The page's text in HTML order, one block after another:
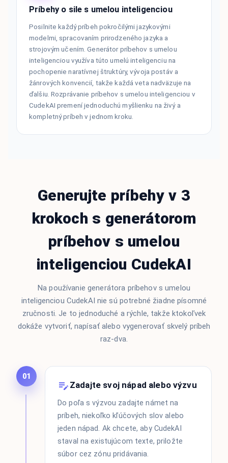
Príbehy o sile s umelou inteligenciou
Posilnite každý príbeh pokročilými jazykovými
modelmi, spracovaním prirodzeného jazyka a
strojovým učením. Generátor príbehov s umelou
inteligenciou využíva túto umelú inteligenciu na
pochopenie naratívnej štruktúry, vývoja postáv a
žánrových konvencií, takže každá veta nadväzuje na
ďalšiu. Rozprávanie príbehov s umelou inteligenciou v
CudekAI premení jednoduchú myšlienku na živý a
kompletný príbeh v jednom kroku.
Generujte príbehy v 3
krokoch s generátorom
príbehov s umelou
inteligenciou CudekAI
Na používanie generátora príbehov s umelou
inteligenciou CudekAI nie sú potrebné žiadne písomné
zručnosti. Je to jednoduché a rýchle, takže ktokoľvek
dokáže vytvoriť, napísať alebo vygenerovať skvelý príbeh
raz-dva.
01
Zadajte svoj nápad alebo výzvu
Do poľa s výzvou zadajte námet na
príbeh, niekoľko kľúčových slov alebo
jeden nápad. Ak chcete, aby CudekAI
staval na existujúcom texte, priložte
súbor cez zónu pridávania.